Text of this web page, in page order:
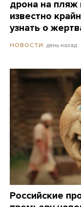
дрона на
известно
узнать о
НОВОСТИ день назад
Российские